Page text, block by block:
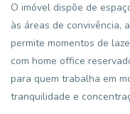
O imóvel dispõe de
às áreas de convivência,
permite momentos de
com home office
para quem trabalha em
tranquilidade e